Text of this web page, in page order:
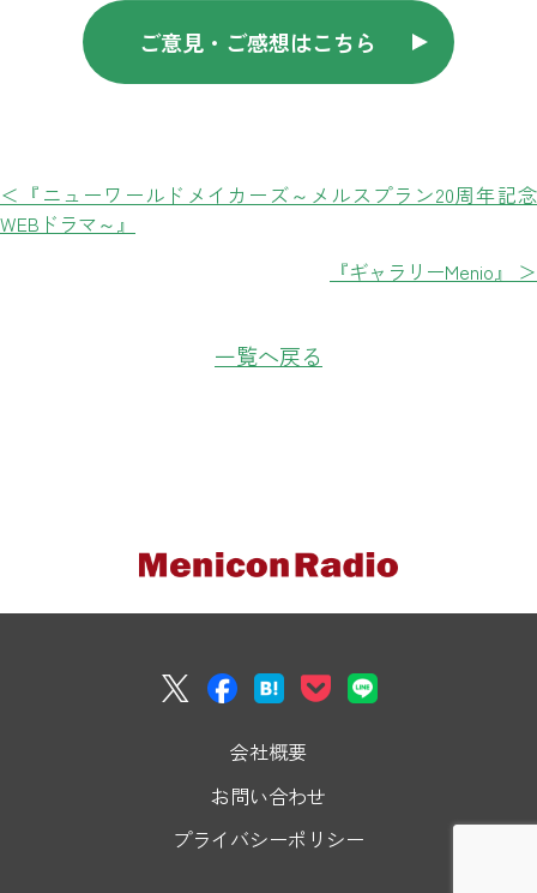
ご意見・ご感想はこちら
＜『ニューワールドメイカーズ～メルスプラン20周年記念
WEBドラマ～』
『ギャラリーMenio』 ＞
一覧へ戻る
会社概要
お問い合わせ
プライバシーポリシー